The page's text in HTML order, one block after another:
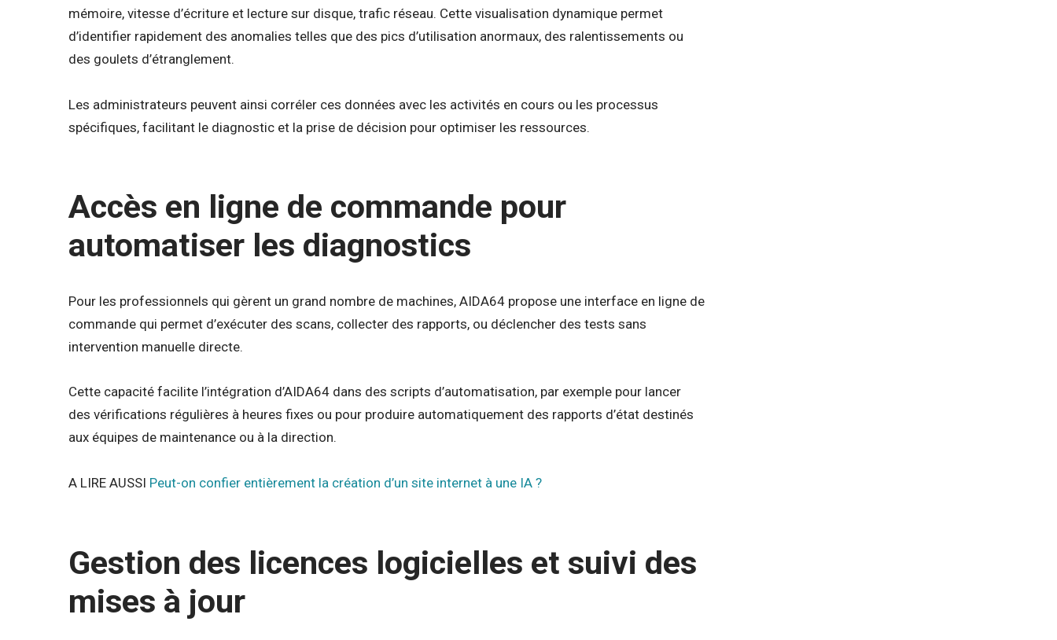
mémoire, vitesse d’écriture et lecture sur disque, trafic réseau. Cette visualisation dynamique permet
d’identifier rapidement des anomalies telles que des pics d’utilisation anormaux, des ralentissements ou
des goulets d’étranglement.
Les administrateurs peuvent ainsi corréler ces données avec les activités en cours ou les processus
spécifiques, facilitant le diagnostic et la prise de décision pour optimiser les ressources.
Accès en ligne de commande pour
automatiser les diagnostics
Pour les professionnels qui gèrent un grand nombre de machines, AIDA64 propose une interface en ligne de
commande qui permet d’exécuter des scans, collecter des rapports, ou déclencher des tests sans
intervention manuelle directe.
Cette capacité facilite l’intégration d’AIDA64 dans des scripts d’automatisation, par exemple pour lancer
des vérifications régulières à heures fixes ou pour produire automatiquement des rapports d’état destinés
aux équipes de maintenance ou à la direction.
A LIRE AUSSI Peut-on confier entièrement la création d’un site internet à une IA ?
Gestion des licences logicielles et suivi des
mises à jour